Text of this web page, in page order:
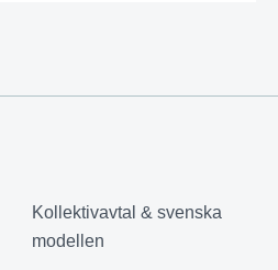
Kollektivavtal & svenska
modellen